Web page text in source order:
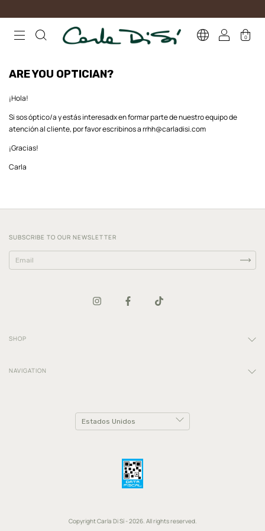
0
ARE YOU OPTICIAN?
¡Hola!
Si sos óptico/a y estás interesadx en formar parte de nuestro equipo de
atención al cliente, por favor escribinos arrhh@carladisi.com
¡Gracias!
Carla
SUBSCRIBE TO OUR NEWSLETTER
SHOP
NAVIGATION
Copyright Carla Di Sí - 2026. All rights reserved.